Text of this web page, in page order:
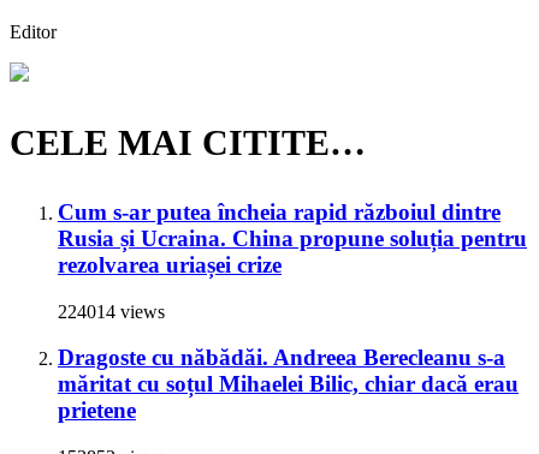
Editor
CELE MAI CITITE…
Cum s-ar putea încheia rapid războiul dintre
Rusia și Ucraina. China propune soluția pentru
rezolvarea uriașei crize
224014 views
Dragoste cu năbădăi. Andreea Berecleanu s-a
măritat cu soțul Mihaelei Bilic, chiar dacă erau
prietene